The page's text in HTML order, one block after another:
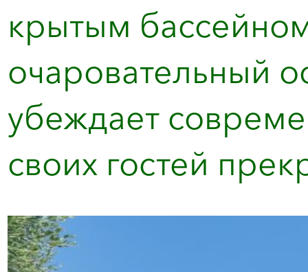
крытым
очаровательный
убеждает
своих гостей